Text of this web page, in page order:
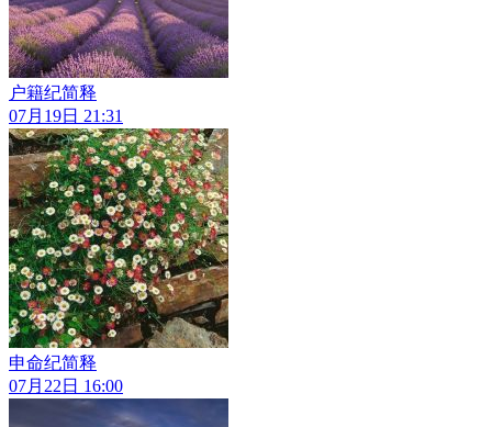
户籍纪简释
07月19日 21:31
申命纪简释
07月22日 16:00